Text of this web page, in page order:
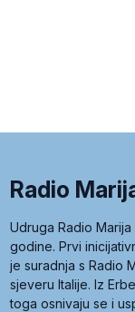
Radio
Udruga Radio
godine. Prvi
je suradnja s Radio
sjeveru Italije. Iz
toga osnivaju se i